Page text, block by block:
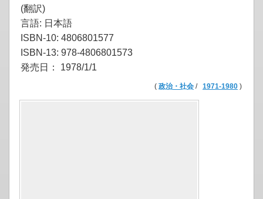
(翻訳)
言語: 日本語
ISBN-10: 4806801577
ISBN-13: 978-4806801573
発売日： 1978/1/1
( 政治・社会 / 1971-1980 )